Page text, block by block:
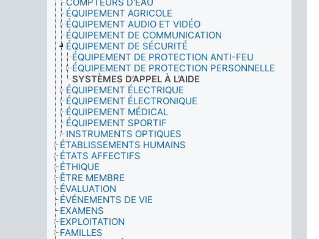
ÉQUIPEMENT AGRICOLE
ÉQUIPEMENT AUDIO ET VIDÉO
ÉQUIPEMENT DE COMMUNICATION
ÉQUIPEMENT DE SÉCURITÉ
ÉQUIPEMENT DE PROTECTION ANTI-FEU
ÉQUIPEMENT DE PROTECTION PERSONNELLE
SYSTÈMES D’APPEL À L’AIDE
ÉQUIPEMENT ÉLECTRIQUE
ÉQUIPEMENT ÉLECTRONIQUE
ÉQUIPEMENT MÉDICAL
ÉQUIPEMENT SPORTIF
INSTRUMENTS OPTIQUES
ÉTABLISSEMENTS HUMAINS
ÉTATS AFFECTIFS
ÉTHIQUE
ÊTRE MEMBRE
ÉVALUATION
ÉVÉNEMENTS DE VIE
EXAMENS
EXPLOITATION
FAMILLES